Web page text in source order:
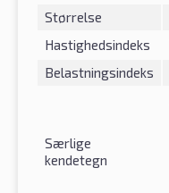
Størrelse
Hastighedsindeks
Belastningsindeks
Særlige
kendetegn